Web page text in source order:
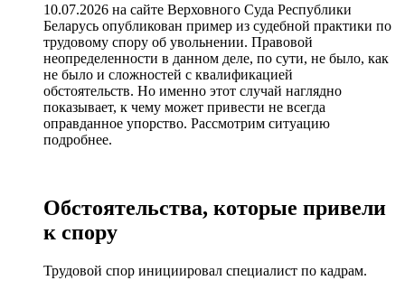
10.07.2026 на сайте Верховного Суда Республики
Беларусь опубликован пример из судебной практики по
трудовому спору об увольнении. Правовой
неопределенности в данном деле, по сути, не было, как
не было и сложностей с квалификацией
обстоятельств. Но именно этот случай наглядно
показывает, к чему может привести не всегда
оправданное упорство. Рассмотрим ситуацию
подробнее.
Обстоятельства, которые привели
к спору
Трудовой спор инициировал специалист по кадрам.